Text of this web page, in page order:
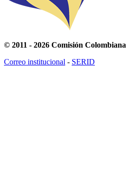
© 2011 - 2026 Comisión
Correo institucional - SERID